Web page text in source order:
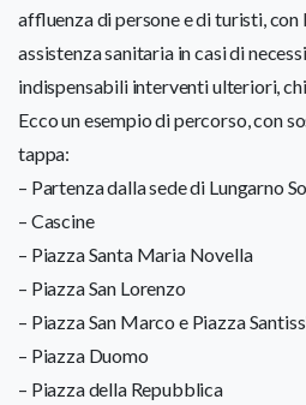
affluenza di persone e di turisti,
assistenza sanitaria in casi di
indispensabili interventi ulteriori,
Ecco un esempio di percorso, con
tappa:
– Partenza dalla sede di Lungarno
– Cascine
– Piazza Santa Maria Novella
– Piazza San Lorenzo
– Piazza San Marco e Piazza
– Piazza Duomo
– Piazza della Repubblica